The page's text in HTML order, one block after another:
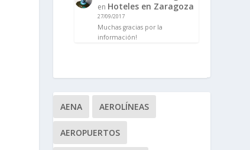
en Hoteles en Zaragoza
27/09/2017
Muchas gracias por la
información!
AENA AEROLÍNEAS
AEROPUERTOS